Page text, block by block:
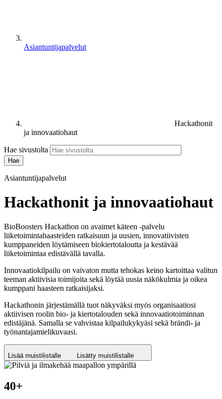
Asiantuntijapalvelut
Hackathonit
ja innovaatiohaut
Hae sivustolta
Asiantuntijapalvelut
Hackathonit ja innovaatiohaut
BioBoosters Hackathon on avaimet käteen ‑palvelu
liiketoimintahaasteiden ratkaisuun ja uusien, innovatiivisten
kumppaneiden löytämiseen biokiertotaloutta ja kestävää
liiketoimintaa edistävällä tavalla.
Innovaatiokilpailu on vaivaton mutta tehokas keino kartoittaa valitun
teeman aktiivisia toimijoita sekä löytää uusia näkökulmia ja oikea
kumppani haasteen ratkaisijaksi.
Hackathonin järjestämällä tuot näkyväksi myös organisaatiosi
aktiivisen roolin bio‑ ja kiertotalouden sekä innovaatiotoiminnan
edistäjänä. Samalla se vahvistaa kilpailukykyäsi sekä brändi‑ ja
työnantajamielikuvaasi.
Lisää muistilistalle Lisätty muistilistalle
40+